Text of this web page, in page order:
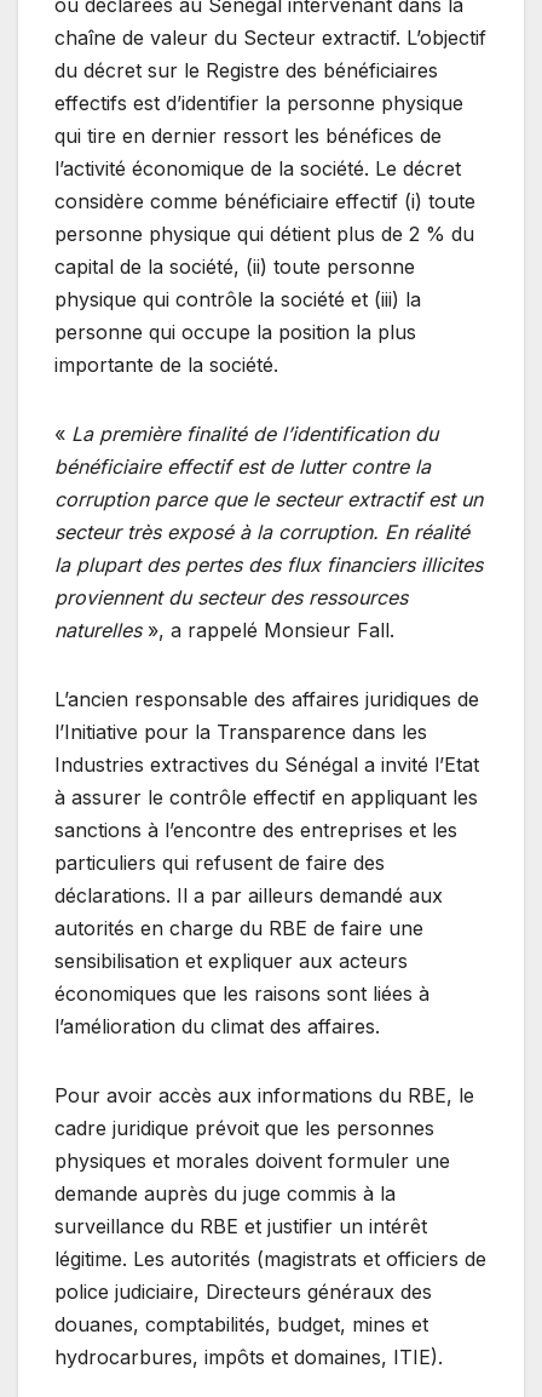
ou déclarées au Sénégal intervenant dans la
chaîne de valeur du Secteur extractif. L’objectif
du décret sur le Registre des bénéficiaires
effectifs est d’identifier la personne physique
qui tire en dernier ressort les bénéfices de
l’activité économique de la société. Le décret
considère comme bénéficiaire effectif (i) toute
personne physique qui détient plus de 2 % du
capital de la société, (ii) toute personne
physique qui contrôle la société et (iii) la
personne qui occupe la position la plus
importante de la société.
« La première finalité de l’identification du
bénéficiaire effectif est de lutter contre la
corruption parce que le secteur extractif est un
secteur très exposé à la corruption. En réalité
la plupart des pertes des flux financiers illicites
proviennent du secteur des ressources
naturelles», a rappelé Monsieur Fall.
L’ancien responsable des affaires juridiques de
l’Initiative pour la Transparence dans les
Industries extractives du Sénégal a invité l’Etat
à assurer le contrôle effectif en appliquant les
sanctions à l’encontre des entreprises et les
particuliers qui refusent de faire des
déclarations. Il a par ailleurs demandé aux
autorités en charge du RBE de faire une
sensibilisation et expliquer aux acteurs
économiques que les raisons sont liées à
l’amélioration du climat des affaires.
Pour avoir accès aux informations du RBE, le
cadre juridique prévoit que les personnes
physiques et morales doivent formuler une
demande auprès du juge commis à la
surveillance du RBE et justifier un intérêt
légitime. Les autorités (magistrats et officiers de
police judiciaire, Directeurs généraux des
douanes, comptabilités, budget, mines et
hydrocarbures, impôts et domaines, ITIE).